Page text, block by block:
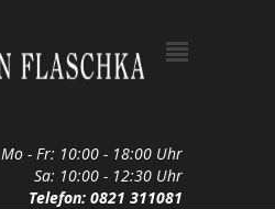
Mo - Fr: 10:00 - 18:00 Uhr
Sa: 10:00 - 12:30 Uhr
Telefon: 0821 311081